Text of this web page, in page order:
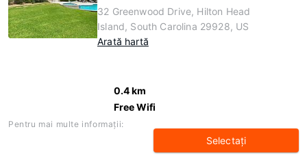
32 Greenwood Drive, Hilton Head
Island, South Carolina 29928, US
Arată hartă
0.4 km
Free Wifi
Pentru mai multe informaţii:
Selectaţi